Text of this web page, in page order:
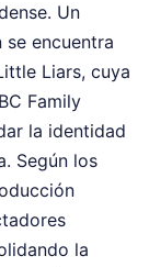
Un
encuentra
Liars, cuya
Family
la identidad
Según los
la